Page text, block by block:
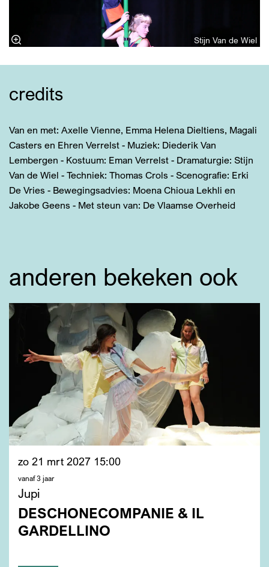
Stijn Van de Wiel
credits
Van en met: Axelle Vienne, Emma Helena Dieltiens, Magali
Casters en Ehren Verrelst - Muziek: Diederik Van
Lembergen - Kostuum: Eman Verrelst - Dramaturgie: Stijn
Van de Wiel - Techniek: Thomas Crols - Scenografie: Erki
De Vries - Bewegingsadvies: Moena Chioua Lekhli en
Jakobe Geens - Met steun van: De Vlaamse Overheid
anderen bekeken ook
Jupi
DESCHONECOMPANIE & IL
GARDELLINO
vanaf 3 jaar
zo 21 mrt 2027 15:00